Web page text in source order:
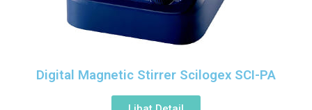
Digital Magnetic Stirrer Scilogex SCI-PA